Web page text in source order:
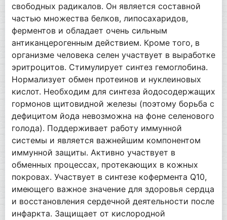
свободных радикалов. Он является составной
частью множества белков, липосахаридов,
ферментов и обладает очень сильным
антиканцерогенным действием. Кроме того, в
организме человека селен участвует в выработке
эритроцитов. Стимулирует синтез гемоглобина.
Нормализует обмен протеинов и нуклеиновых
кислот. Необходим для синтеза йодосодержащих
гормонов щитовидной железы (поэтому борьба с
дефицитом йода невозможна на фоне селенового
голода). Поддерживает работу иммунной
системы и является важнейшим компонентом
иммунной защиты. Активно участвует в
обменных процессах, протекающих в кожных
покровах. Участвует в синтезе кофермента Q10,
имеющего важное значение для здоровья сердца
и восстановления сердечной деятельности после
инфаркта. Защищает от кислородной